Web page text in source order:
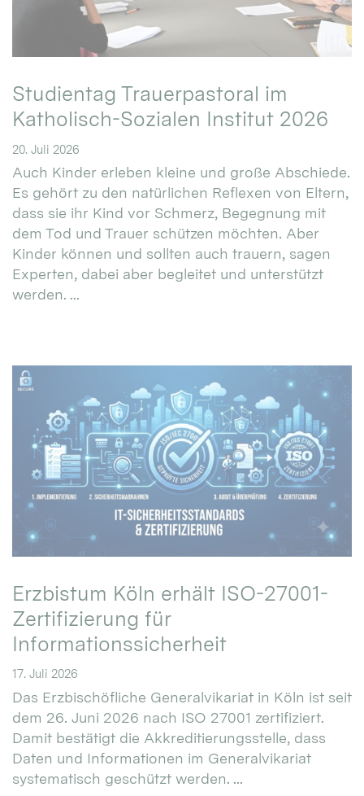
Studientag Trauerpastoral im
Katholisch-Sozialen Institut 2026
20. Juli 2026
Auch Kinder erleben kleine und große Abschiede.
Es gehört zu den natürlichen Reflexen von Eltern,
dass sie ihr Kind vor Schmerz, Begegnung mit
dem Tod und Trauer schützen möchten. Aber
Kinder können und sollten auch trauern, sagen
Experten, dabei aber begleitet und unterstützt
werden. ...
Erzbistum Köln erhält ISO-27001-
Zertifizierung für
Informationssicherheit
17. Juli 2026
Das Erzbischöfliche Generalvikariat in Köln ist seit
dem 26. Juni 2026 nach ISO 27001 zertifiziert.
Damit bestätigt die Akkreditierungsstelle, dass
Daten und Informationen im Generalvikariat
systematisch geschützt werden. ...